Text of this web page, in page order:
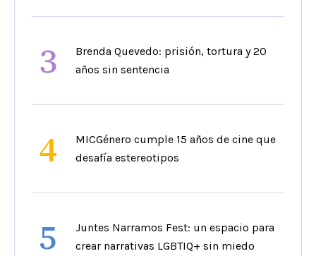
3
Brenda Quevedo: prisión, tortura y 20
años sin sentencia
4
MICGénero cumple 15 años de cine que
desafía estereotipos
5
Juntes Narramos Fest: un espacio para
crear narrativas LGBTIQ+ sin miedo